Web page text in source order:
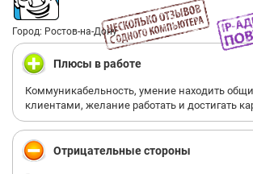
Город: Ростов-на-Дону
Плюсы в работе
Коммуникабельность, умение находить
клиентами, желание работать и достигать
Отрицательные стороны